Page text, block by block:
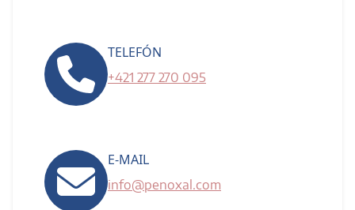
TELEFÓN
+421 277 270 095
E-MAIL
info@penoxal.com